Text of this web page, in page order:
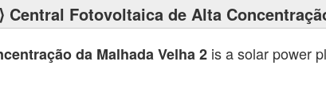
⟩ Central Fotovoltaica de Alta
da Malhada Velha 2 is a solar power